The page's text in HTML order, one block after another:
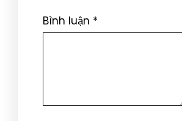
Bình luận *